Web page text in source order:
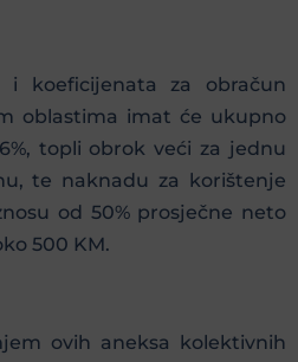
i koeficijenata za obračun
oblastima imat će ukupno
topli obrok veći za jednu
te naknadu za korištenje
od 50% prosječne neto
500 KM.
ovih aneksa kolektivnih